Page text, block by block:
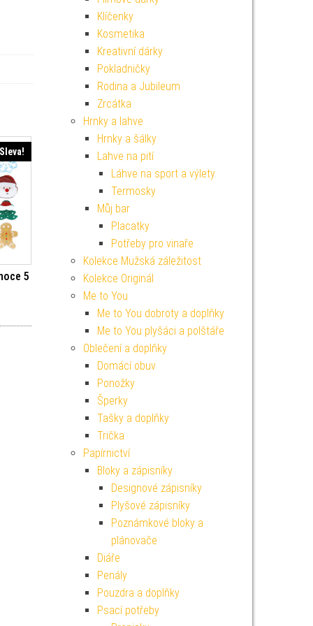
Sleva!
5
cena byla: 249 Kč.
Aktuální cena je: 224 Kč.
Klíčenky
Kosmetika
Kreativní dárky
Pokladničky
Rodina a Jubileum
Zrcátka
Hrnky a lahve
Hrnky a šálky
Lahve na pití
Láhve na sport a výlety
Termosky
Můj bar
Placatky
Potřeby pro vinaře
Kolekce Mužská záležitost
Kolekce Originál
Me to You
Me to You dobroty a doplňky
Me to You plyšáci a polštáře
Oblečení a doplňky
Domácí obuv
Ponožky
Šperky
Tašky a doplňky
Trička
Papírnictví
Bloky a zápisníky
Designové zápisníky
Plyšové zápisníky
Poznámkové bloky a
plánovače
Diáře
Penály
Pouzdra a doplňky
Psací potřeby